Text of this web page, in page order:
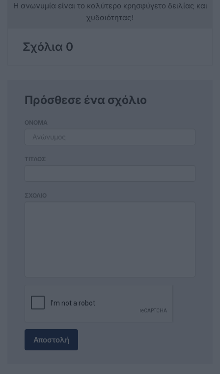
Η ανωνυμία είναι το καλύτερο κρησφύγετο δειλίας και
χυδαιότητας!
Σχόλια 0
Πρόσθεσε ένα σχόλιο
ΟΝΟΜΑ
ΤΙΤΛΟΣ
ΣΧΟΛΙΟ
Αποστολή